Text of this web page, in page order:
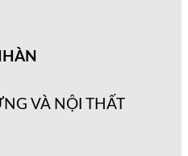
VÀ NỘI THẤT